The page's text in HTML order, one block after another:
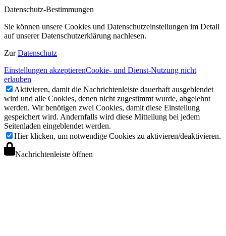
Datenschutz-Bestimmungen
Sie können unsere Cookies und Datenschutzeinstellungen im Detail
auf unserer Datenschutzerklärung nachlesen.
ZurDatenschutz
Einstellungen akzeptierenCookie- und Dienst-Nutzung nicht
erlauben
Aktivieren, damit die Nachrichtenleiste dauerhaft ausgeblendet
wird und alle Cookies, denen nicht zugestimmt wurde, abgelehnt
werden. Wir benötigen zwei Cookies, damit diese Einstellung
gespeichert wird. Andernfalls wird diese Mitteilung bei jedem
Seitenladen eingeblendet werden.
Hier klicken, um notwendige Cookies zu aktivieren/deaktivieren.
Nachrichtenleiste öffnen